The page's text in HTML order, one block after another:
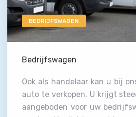
BEDRIJFSWAGEN
Bedrijfswagen
Ook als handelaar kan u bij
auto te verkopen. U krijgt
aangeboden voor uw